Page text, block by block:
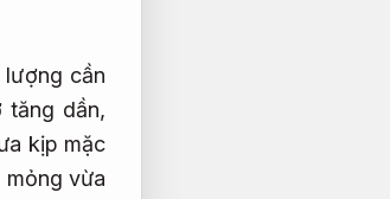
cần
tăng dần,
kịp mặc
mỏng vừa